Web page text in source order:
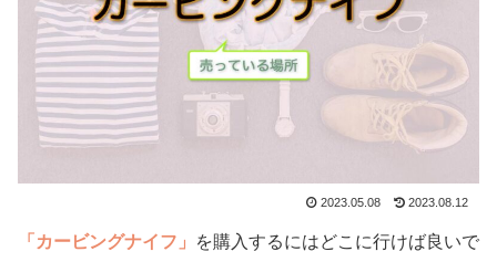
2023.05.08 2023.08.12
「カービングナイフ」
を購入するにはどこに行けば良いで